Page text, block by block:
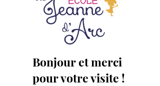
Bonjour et merci
pour votre visite !